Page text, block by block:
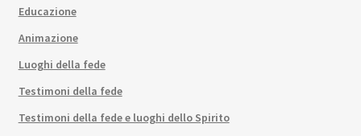
Educazione
Animazione
Luoghi della fede
Testimoni della fede
Testimoni della fede e luoghi dello Spirito